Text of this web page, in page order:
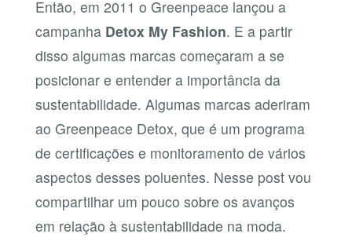
Então, em 2011 o Greenpeace lançou a
campanha Detox My Fashion. E a partir
disso algumas marcas começaram a se
posicionar e entender a importância da
sustentabilidade. Algumas marcas aderiram
ao Greenpeace Detox, que é um programa
de certificações e monitoramento de vários
aspectos desses poluentes. Nesse post vou
compartilhar um pouco sobre os avanços
em relação à sustentabilidade na moda.